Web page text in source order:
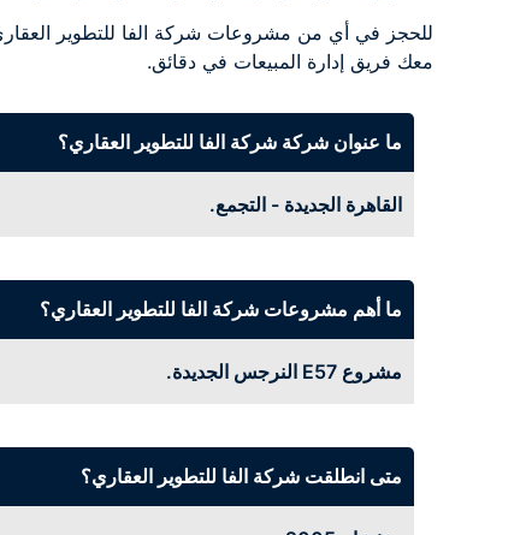
معك فريق إدارة المبيعات في دقائق.
ما عنوان شركة شركة الفا للتطوير العقاري؟
القاهرة الجديدة - التجمع.
ما أهم مشروعات شركة الفا للتطوير العقاري؟
مشروع E57 النرجس الجديدة.
متى انطلقت شركة الفا للتطوير العقاري؟